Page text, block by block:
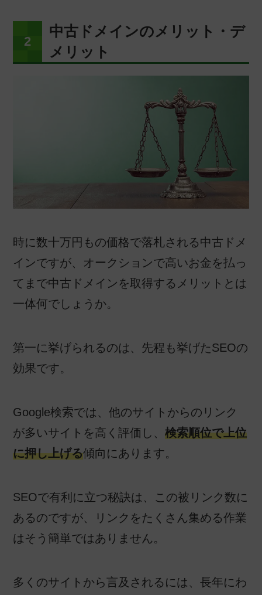
中古ドメインのメリット・デ
メリット
時に数十万円もの価格で落札される中古ドメ
インですが、オークションで高いお金を払っ
てまで中古ドメインを取得するメリットとは
一体何でしょうか。
第一に挙げられるのは、先程も挙げたSEOの
効果です。
Google検索では、他のサイトからのリンク
が多いサイトを高く評価し、検索順位で上位
に押し上げる傾向にあります。
SEOで有利に立つ秘訣は、この被リンク数に
あるのですが、リンクをたくさん集める作業
はそう簡単ではありません。
多くのサイトから言及されるには、長年にわ